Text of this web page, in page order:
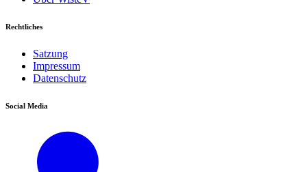
Rechtliches
Satzung
Impressum
Datenschutz
Social Media